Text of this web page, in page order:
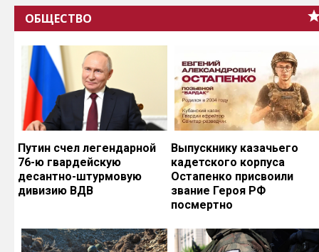
ОБЩЕСТВО
Путин счел легендарной
76-ю гвардейскую
десантно-штурмовую
дивизию ВДВ
Выпускнику казачьего
кадетского корпуса
Остапенко присвоили
звание Героя РФ
посмертно